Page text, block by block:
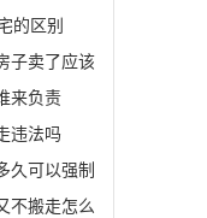
的区别
子卖了应该
来负责
违法吗
久可以强制
不搬走怎么